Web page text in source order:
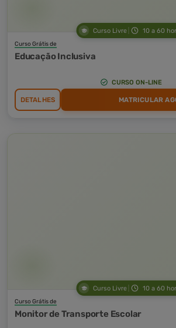
Curso Livre 10 a 60
Curso Grátis de
Educação Inclusiva
CURSO ON-LINE
DETALHES MATRICULAR
Curso Livre 10 a 60
Curso Grátis de
Monitor de Transporte Escolar